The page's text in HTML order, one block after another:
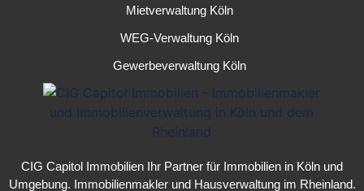
CIG Capitol Immobilien Ihr Partner für Immobilien in Köln und
Umgebung. Immobilienmaklerund Hausverwaltungim Rheinland.
Mietverwaltung Köln
WEG-Verwaltung Köln
Gewerbeverwaltung Köln